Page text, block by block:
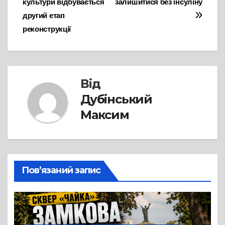
залишитися без інсуліну
культури відбувається
другий етап
реконструкції
Від
Дубінський
Максим
Пов’язаний запис